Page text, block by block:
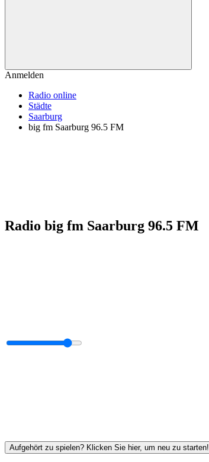
Anmelden
Radio online
Städte
Saarburg
big fm Saarburg 96.5 FM
Radio big fm Saarburg 96.5 FM
Aufgehört zu spielen? Klicken Sie hier, um neu zu starten!